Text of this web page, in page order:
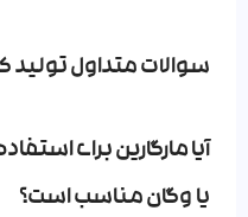
سوالات متداول تولید
آیا مارگارین برای
یا وگان مناسب است؟